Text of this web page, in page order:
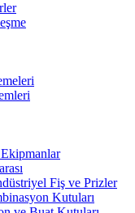
Fiş ve Prizler
Kutuları